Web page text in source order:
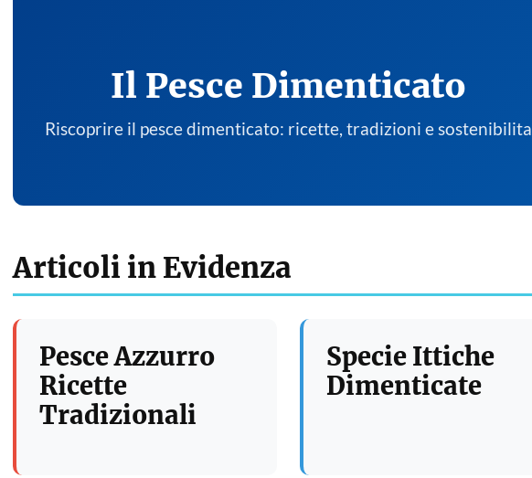
Il Pesce Dimenticato
Riscoprire il pesce dimenticato: ricette, tradizioni e sostenibilita
Articoli in Evidenza
Pesce Azzurro
Ricette
Tradizionali
Specie Ittiche
Dimenticate